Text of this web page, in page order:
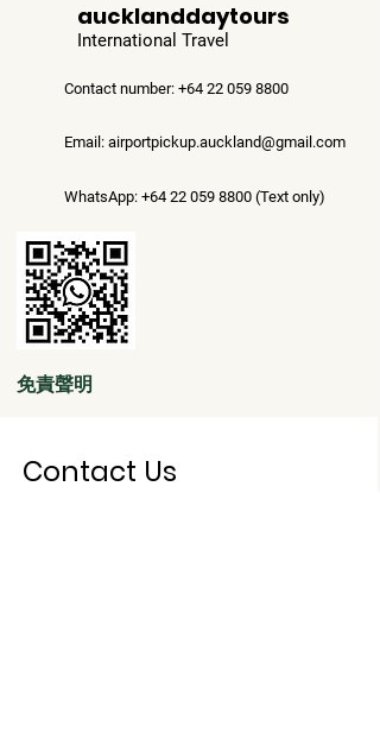
aucklanddaytours
International Travel
Contact number: +64 22 059 8800
Email: airportpickup.auckland@gmail.com
WhatsApp: +64 22 059 8800 (Text only)
免責聲明
Contact Us